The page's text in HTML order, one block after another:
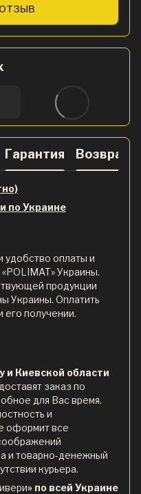
Гарантия Возврат
по Украине
оплаты и
Украины.
продукции
Украины. Оплатить
его получении.
и Киевской области
заказ по
для Вас время.
и
оформит все
и товарно-денежный
курьера.
» по всей Украине